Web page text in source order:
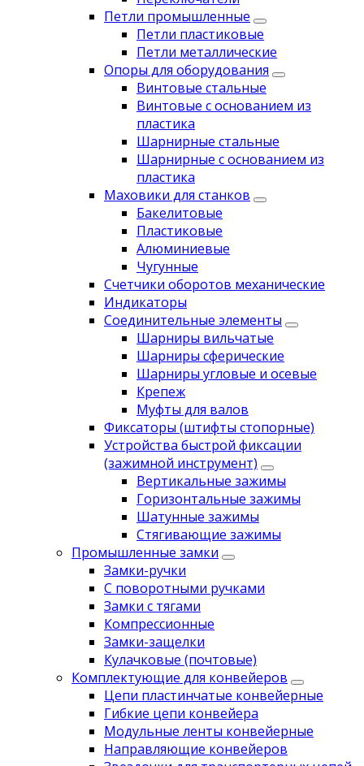
Петли промышленные
Петли пластиковые
Петли металлические
Опоры для оборудования
Винтовые стальные
Винтовые с основанием из
пластика
Шарнирные стальные
Шарнирные с основанием из
пластика
Маховики для станков
Бакелитовые
Пластиковые
Алюминиевые
Чугунные
Счетчики оборотов механические
Индикаторы
Соединительные элементы
Шарниры вильчатые
Шарниры сферические
Шарниры угловые и осевые
Крепеж
Муфты для валов
Фиксаторы (штифты стопорные)
Устройства быстрой фиксации
(зажимной инструмент)
Вертикальные зажимы
Горизонтальные зажимы
Шатунные зажимы
Стягивающие зажимы
Промышленные замки
Замки-ручки
С поворотными ручками
Замки с тягами
Компрессионные
Замки-защелки
Кулачковые (почтовые)
Комплектующие для конвейеров
Цепи пластинчатые конвейерные
Гибкие цепи конвейера
Модульные ленты конвейерные
Направляющие конвейеров